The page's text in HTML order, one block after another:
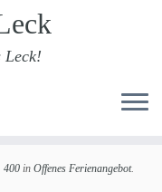
400 in Offenes Ferienangebot.